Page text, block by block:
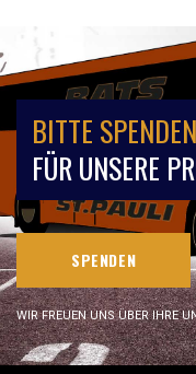
BITTE
FÜR UNSERE
SPENDEN
WIR FREUEN UNS ÜBER IHRE